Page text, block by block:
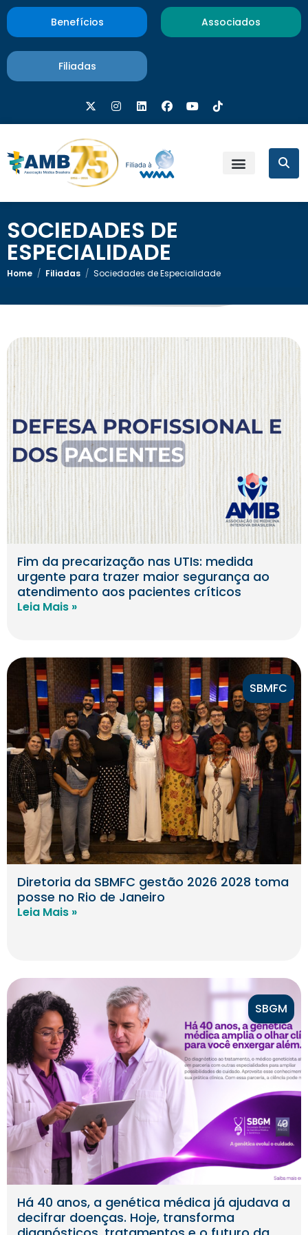
Benefícios Associados
Filiadas
SOCIEDADES DE
ESPECIALIDADE
Home / Filiadas / Sociedades de Especialidade
Fim da precarização nas UTIs: medida
urgente para trazer maior segurança ao
atendimento aos pacientes críticos
Leia Mais »
SBMFC
Diretoria da SBMFC gestão 2026 2028 toma
posse no Rio de Janeiro
Leia Mais »
SBGM
Há 40 anos, a genética médica já ajudava a
decifrar doenças. Hoje, transforma